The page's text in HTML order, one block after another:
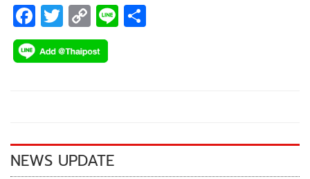
F
ac
e
k
T
wi
tt
C
o
p
k
Li
NEWS UPDATE